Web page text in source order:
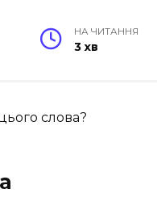
НА ЧИТАННЯ
3 хв
слова?